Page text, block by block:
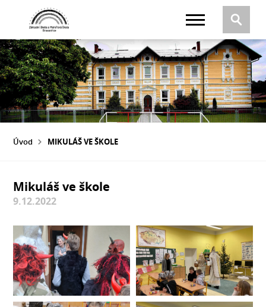
Úvod MIKULÁŠ VE ŠKOLE
Mikuláš ve škole
9.12.2022